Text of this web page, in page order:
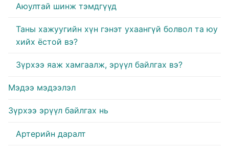
Аюултай шинж тэмдгүүд
Таны хажуугийн хүн гэнэт ухаангүй болвол та юу
хийх ёстой вэ?
Зүрхээ яаж хамгаалж, эрүүл байлгах вэ?
Мэдээ мэдээлэл
Зүрхээ эрүүл байлгах нь
Артерийн даралт